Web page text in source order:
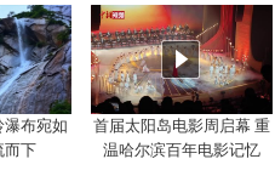
瀑布宛如
而下
首届太阳岛电影周启幕 重
温哈尔滨百年电影记忆